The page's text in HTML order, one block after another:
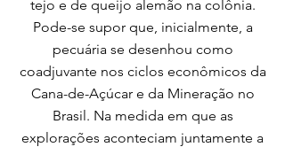
tejo e de queijo alemão na colônia.
Pode-se supor que, inicialmente, a
pecuária se desenhou como
coadjuvante nos ciclos econômicos da
Cana-de-Açúcar e da Mineração no
Brasil. Na medida em que as
explorações aconteciam juntamente a